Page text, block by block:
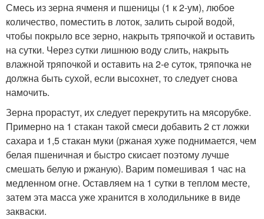
Смесь из зерна ячменя и пшеницы (1 к 2-ум), любое
количество, поместить в лоток, залить сырой водой,
чтобы покрыло все зерно, накрыть тряпочкой и оставить
на сутки. Через сутки лишнюю воду слить, накрыть
влажной тряпочкой и оставить на 2-е суток, тряпочка не
должна быть сухой, если высохнет, то следует снова
намочить.
Зерна прорастут, их следует перекрутить на мясорубке.
Примерно на 1 стакан такой смеси добавить 2 ст ложки
сахара и 1,5 стакан муки (ржаная хуже поднимается, чем
белая пшеничная и быстро скисает поэтому лучше
смешать белую и ржаную). Варим помешивая 1 час на
медленном огне. Оставляем на 1 сутки в теплом месте,
затем эта масса уже хранится в холодильнике в виде
закваски.